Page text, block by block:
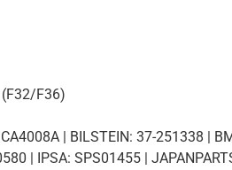
F36)
| BILSTEIN: 37-251338 |
| IPSA: SPS01455 |